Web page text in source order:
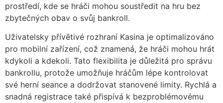
prostředí, kde se hráči mohou soustředit na hru bez
zbytečných obav o svůj bankroll.
Uživatelsky přívětivé rozhraní Kasina je optimalizováno
pro mobilní zařízení, což znamená, že hráči mohou hrát
kdykoli a kdekoli. Tato flexibilita je důležitá pro správu
bankrollu, protože umožňuje hráčům lépe kontrolovat
své herní seance a dodržovat stanovené limity. Rychlá a
snadná registrace také přispívá k bezproblémovému